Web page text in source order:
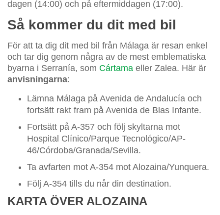
dagen (14:00) och på eftermiddagen (17:00).
Så kommer du dit med bil
För att ta dig dit med bil från Málaga är resan enkel
och tar dig genom några av de mest emblematiska
byarna i Serranía, som Cártama eller Zalea. Här är
anvisningarna:
Lämna Málaga på Avenida de Andalucía och
fortsätt rakt fram på Avenida de Blas Infante.
Fortsätt på A-357 och följ skyltarna mot
Hospital Clínico/Parque Tecnológico/AP-
46/Córdoba/Granada/Sevilla.
Ta avfarten mot A-354 mot Alozaina/Yunquera.
Följ A-354 tills du når din destination.
KARTA ÖVER ALOZAINA